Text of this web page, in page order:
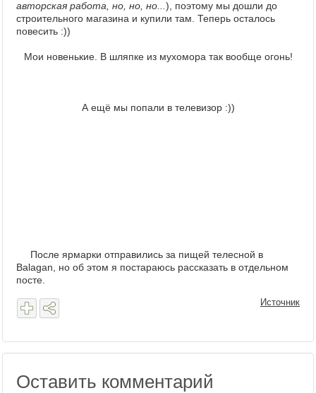
авторская работа, но, но, но... ), поэтому мы дошли до
строительного магазина и купили там. Теперь осталось
повесить :))
Мои новенькие. В шляпке из мухомора так вообще огонь!
А ещё мы попали в телевизор :))
После ярмарки отправились за пищей телесной в
Balagan, но об этом я постараюсь рассказать в отдельном
посте.
Источник
Оставить комментарий